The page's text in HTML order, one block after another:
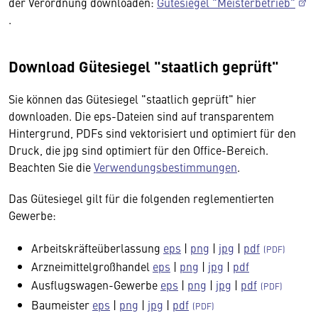
.
Download Gütesiegel "staatlich geprüft"
Sie können das Gütesiegel "staatlich geprüft" hier
downloaden. Die eps-Dateien sind auf transparentem
Hintergrund, PDFs sind vektorisiert und optimiert für den
Druck, die jpg sind optimiert für den Office-Bereich.
Beachten Sie dieVerwendungsbestimmungen.
Das Gütesiegel gilt für die folgenden reglementierten
Gewerbe:
Arbeitskräfteüberlassung eps | png | jpg | pdf
Arzneimittelgroßhandel eps | png | jpg | pdf
Ausflugswagen-Gewerbe eps | png | jpg | pdf
Baumeister eps | png | jpg | pdf